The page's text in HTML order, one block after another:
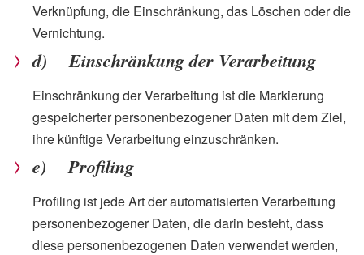
Verknüpfung, die Einschränkung, das Löschen oder die
Vernichtung.
d) Einschränkung der Verarbeitung
Einschränkung der Verarbeitung ist die Markierung
gespeicherter personenbezogener Daten mit dem Ziel,
ihre künftige Verarbeitung einzuschränken.
e) Profiling
Profiling ist jede Art der automatisierten Verarbeitung
personenbezogener Daten, die darin besteht, dass
diese personenbezogenen Daten verwendet werden,